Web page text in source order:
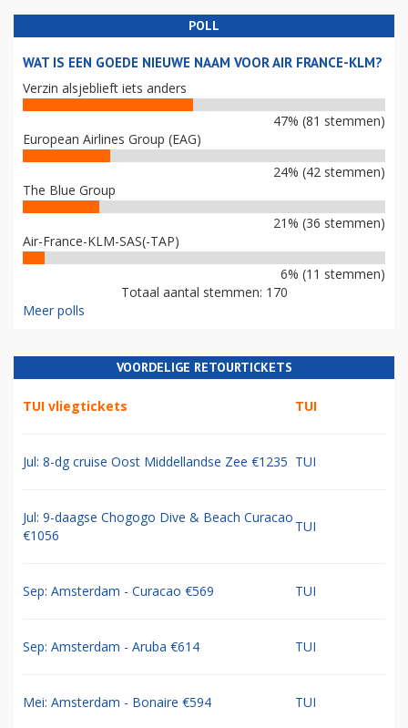
POLL
WAT IS EEN GOEDE NIEUWE NAAM VOOR AIR FRANCE-KLM?
Verzin alsjeblieft iets anders
47% (81 stemmen)
European Airlines Group (EAG)
24% (42 stemmen)
The Blue Group
21% (36 stemmen)
Air-France-KLM-SAS(-TAP)
6% (11 stemmen)
Totaal aantal stemmen: 170
Meer polls
VOORDELIGE RETOURTICKETS
TUI vliegtickets TUI
Jul: 8-dg cruise Oost Middellandse Zee €1235 TUI
Jul: 9-daagse Chogogo Dive & Beach Curacao
€1056
TUI
Sep: Amsterdam - Curacao €569 TUI
Sep: Amsterdam - Aruba €614 TUI
Mei: Amsterdam - Bonaire €594 TUI